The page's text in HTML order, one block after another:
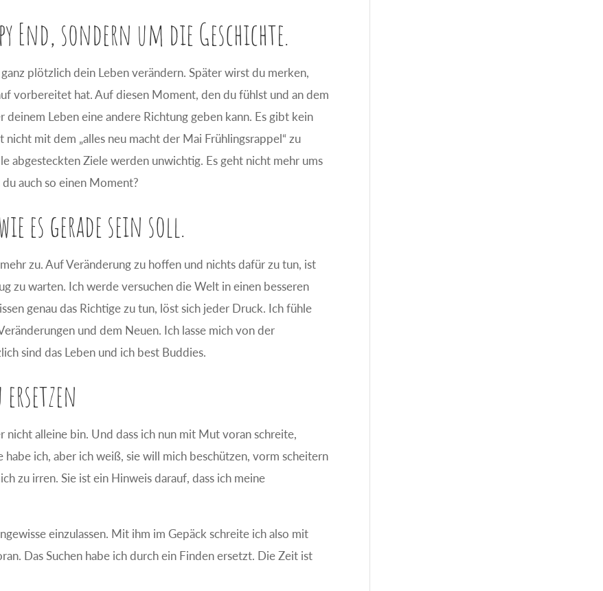
End, sondern um die Geschichte.
plötzlich dein Leben verändern. Später wirst du merken,
vorbereitet hat. Auf diesen Moment, den du fühlst und an dem
Leben eine andere Richtung geben kann. Es gibt kein
mit dem „alles neu macht der Mai Frühlingsrappel“ zu
abgesteckten Ziele werden unwichtig. Es geht nicht mehr ums
auch so einen Moment?
es gerade sein soll.
zu. Auf Veränderung zu hoffen und nichts dafür zu tun, ist
zu warten. Ich werde versuchen die Welt in einen besseren
genau das Richtige zu tun, löst sich jeder Druck. Ich fühle
und dem Neuen. Ich lasse mich von der
sind das Leben und ich best Buddies.
alleine bin. Und dass ich nun mit Mut voran schreite,
ich, aber ich weiß, sie will mich beschützen, vorm scheitern
zu irren. Sie ist ein Hinweis darauf, dass ich meine
einzulassen. Mit ihm im Gepäck schreite ich also mit
Das Suchen habe ich durch ein Finden ersetzt. Die Zeit ist